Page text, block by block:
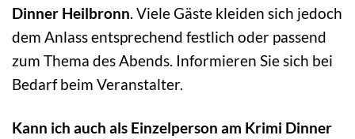
Dinner Heilbronn. Viele Gäste kleiden sich jedoch
dem Anlass entsprechend festlich oder passend
zum Thema des Abends. Informieren Sie sich bei
Bedarf beim Veranstalter.
Kann ich auch als Einzelperson am Krimi Dinner